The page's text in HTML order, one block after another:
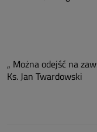
„ Można odejść na
Ks. Jan Twardowski